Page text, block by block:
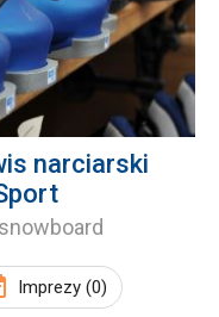
narciarski
Imprezy (0)